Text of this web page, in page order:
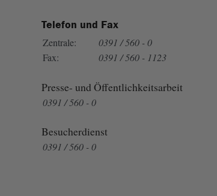
Telefon und Fax
Zentrale:
0391 / 560 - 0
Fax:
0391 / 560 - 1123
Presse- und Öffentlichkeitsarbeit
0391 / 560 - 0
Besucherdienst
0391 / 560 - 0